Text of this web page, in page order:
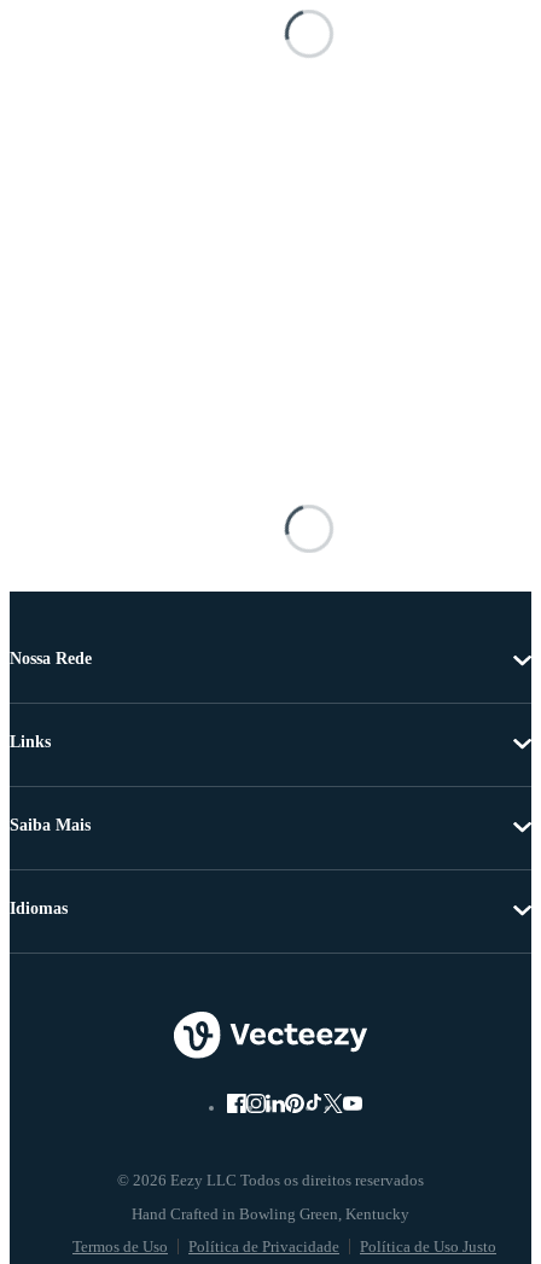
Nossa Rede
Links
Saiba Mais
© 2026 Eezy LLC Todos os direitos reservados
Termos de Uso Política de Privacidade Política de Uso Justo
Idiomas